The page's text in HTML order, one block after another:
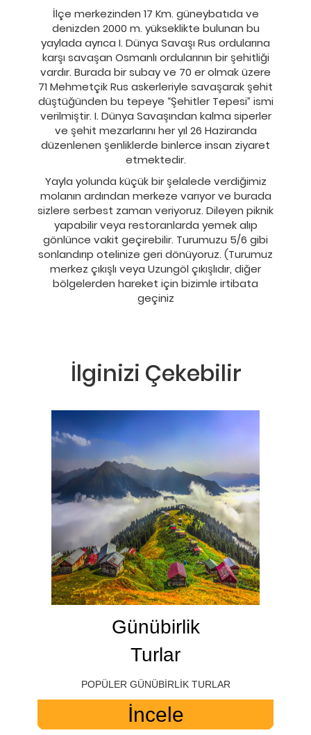
İlçe merkezinden 17 Km. güneybatıda ve
denizden 2000 m. yükseklikte bulunan bu
yaylada ayrıca I. Dünya Savaşı Rus ordularına
karşı savaşan Osmanlı ordularının bir şehitliği
vardır. Burada bir subay ve 70 er olmak üzere
71 Mehmetçik Rus askerleriyle savaşarak şehit
düştüğünden bu tepeye “Şehitler Tepesi” ismi
verilmiştir. I. Dünya Savaşından kalma siperler
ve şehit mezarlarını her yıl 26 Haziranda
düzenlenen şenliklerde binlerce insan ziyaret
etmektedir.
Yayla yolunda küçük bir şelalede verdiğimiz
molanın ardından merkeze varıyor ve burada
sizlere serbest zaman veriyoruz. Dileyen piknik
yapabilir veya restoranlarda yemek alıp
gönlünce vakit geçirebilir. Turumuzu 5/6 gibi
sonlandırıp otelinize geri dönüyoruz. (Turumuz
merkez çıkışlı veya Uzungöl çıkışlıdır, diğer
bölgelerden hareket için bizimle irtibata
geçiniz
Günübirlik
Turlar
POPÜLER GÜNÜBİRLİK TURLAR
İncele
İlginizi Çekebilir